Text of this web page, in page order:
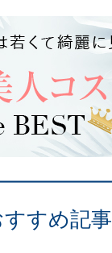
すすめ記事